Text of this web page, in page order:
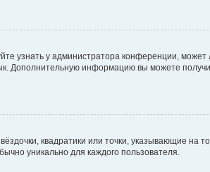
узнать у администратора конференции, может
Дополнительную информацию вы можете
квадратики или точки, указывающие на
уникально для каждого пользователя.